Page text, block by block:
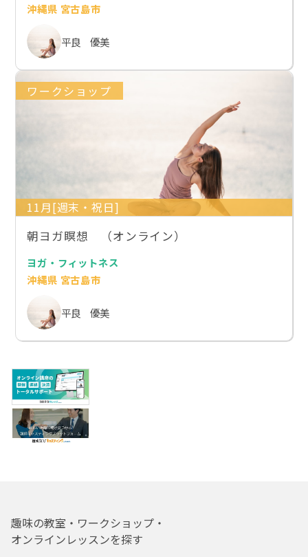
沖縄県 宮古島市
平良 優美
ワークショップ
11月[週末・祝日]
朝ヨガ瞑想 （オンライン）
ヨガ・フィットネス
沖縄県 宮古島市
平良 優美
趣味の教室・ワークショップ・
オンラインレッスンを探す